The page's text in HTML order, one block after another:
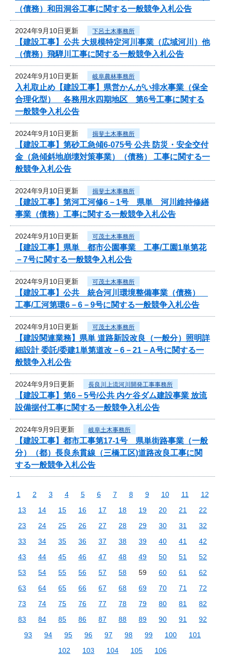
（債務）和田洞谷工事に関する一般競争入札公告
2024年9月10日更新 下呂土木事務所
【建設工事】公共 大規模特定河川事業（広域河川）他
（債務）飛騨川工事に関する一般競争入札公告
2024年9月10日更新 岐阜農林事務所
入札取止め【建設工事】県営かんがい排水事業（保全
合理化型） 各務用水四期地区 第6号工事に関する
一般競争入札公告
2024年9月10日更新 揖斐土木事務所
【建設工事】第砂工急傾6-075号 公共 防災・安全交付
金（急傾斜地崩壊対策事業）（債務） 工事に関する一
般競争入札公告
2024年9月10日更新 揖斐土木事務所
【建設工事】第河工河修6－1号 県単 河川維持修繕
事業（債務）工事に関する一般競争入札公告
2024年9月10日更新 可茂土木事務所
【建設工事】県単 都市公園事業 工事/工園1単第花
－7号に関する一般競争入札公告
2024年9月10日更新 可茂土木事務所
【建設工事】公共 統合河川環境整備事業（債務）
工事/工河第環6－6－9号に関する一般競争入札公告
2024年9月10日更新 可茂土木事務所
【建設関連業務】県単 道路新設改良（一般分）照明詳
細設計 委託/委建1単第道改－6－21－A号に関する一
般競争入札公告
2024年9月9日更新 長良川上流河川開発工事事務所
【建設工事】第6－5号/公共 内ケ谷ダム建設事業 放流
設備据付工事に関する一般競争入札公告
2024年9月9日更新 岐阜土木事務所
【建設工事】都市工事第17-1号 県単街路事業（一般
分）（都）長良糸貫線（三橋工区)道路改良工事に関
する一般競争入札公告
1 2 3 4 5 6 7 8 9 10 11
12
13
14 15 16 17 18 19 20 21
22
23
24 25 26 27 28 29 30 31
32
33
34 35 36 37 38 39 40 41
42
43
44 45 46 47 48 49 50 51
52
53
54 55 56 57 58 59 60 61
62
63
64 65 66 67 68 69 70 71
72
73
74 75 76 77 78 79 80 81
82
83
84 85 86 87 88 89 90 91
92
93
94 95 96 97 98 99 100
101
102
103 104 105 106